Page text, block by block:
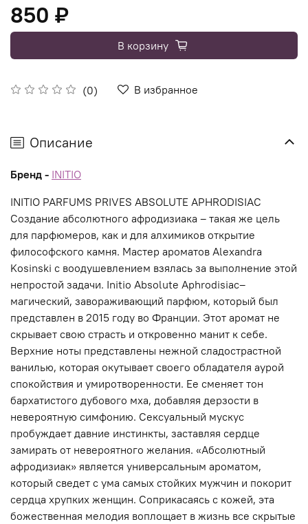
(0) В избранное
850 ₽
В корзину
Описание
Бренд - INITIO
INITIO PARFUMS PRIVES ABSOLUTE APHRODISIAC
Создание абсолютного афродизиака – такая же цель
для парфюмеров, как и для алхимиков открытие
философского камня. Мастер ароматов Alexandra
Kosinski с воодушевлением взялась за выполнение этой
непростой задачи. Initio Absolute Aphrodisiac–
магический, завораживающий парфюм, который был
представлен в 2015 году во Франции. Этот аромат не
скрывает свою страсть и откровенно манит к себе.
Верхние ноты представлены нежной сладострастной
ванилью, которая окутывает своего обладателя аурой
спокойствия и умиротворенности. Ее сменяет тон
бархатистого дубового мха, добавляя дерзости в
невероятную симфонию. Сексуальный мускус
пробуждает давние инстинкты, заставляя сердце
замирать от невероятного желания. «Абсолютный
афродизиак» является универсальным ароматом,
который сведет с ума самых стойких мужчин и покорит
сердца хрупких женщин. Соприкасаясь с кожей, эта
божественная мелодия воплощает в жизнь все скрытые